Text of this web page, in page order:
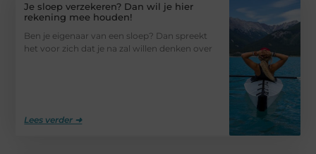
Je sloep verzekeren? Dan wil je hier
rekening mee houden!
Ben je eigenaar van een sloep? Dan spreekt
het voor zich dat je na zal willen denken over
Lees verder ➜